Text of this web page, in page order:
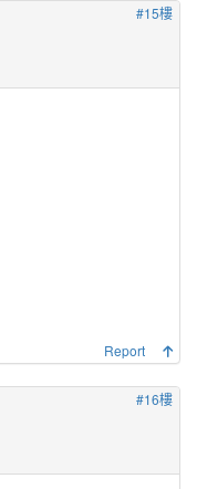
#15樓
Report
#16樓